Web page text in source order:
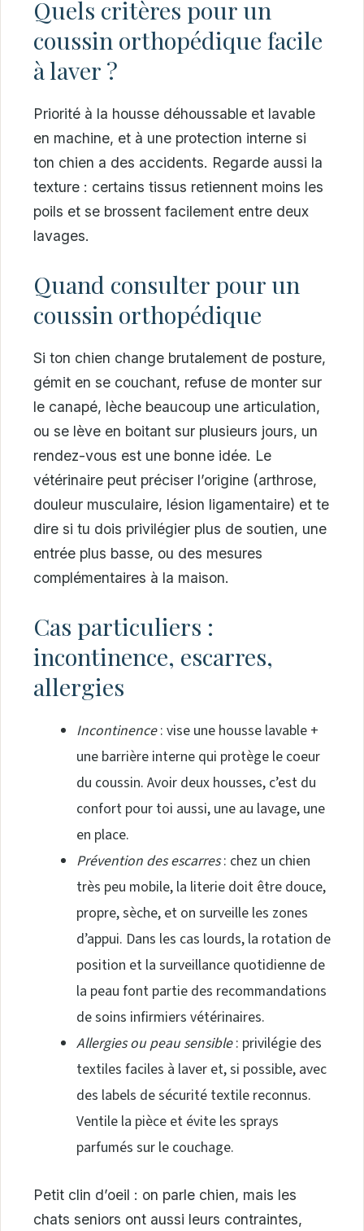
Quels critères pour un
coussin orthopédique facile
à laver ?
Priorité à la housse déhoussable et lavable
en machine, et à une protection interne si
ton chien a des accidents. Regarde aussi la
texture : certains tissus retiennent moins les
poils et se brossent facilement entre deux
lavages.
Quand consulter pour un
coussin orthopédique
Si ton chien change brutalement de posture,
gémit en se couchant, refuse de monter sur
le canapé, lèche beaucoup une articulation,
ou se lève en boitant sur plusieurs jours, un
rendez-vous est une bonne idée. Le
vétérinaire peut préciser l’origine (arthrose,
douleur musculaire, lésion ligamentaire) et te
dire si tu dois privilégier plus de soutien, une
entrée plus basse, ou des mesures
complémentaires à la maison.
Cas particuliers :
incontinence, escarres,
allergies
Incontinence: vise une housse lavable +
une barrière interne qui protège le coeur
du coussin. Avoir deux housses, c’est du
confort pour toi aussi, une au lavage, une
en place.
Prévention des escarres: chez un chien
très peu mobile, la literie doit être douce,
propre, sèche, et on surveille les zones
d’appui. Dans les cas lourds, la rotation de
position et la surveillance quotidienne de
la peau font partie des recommandations
de soins infirmiers vétérinaires.
Allergies ou peau sensible: privilégie des
textiles faciles à laver et, si possible, avec
des labels de sécurité textile reconnus.
Ventile la pièce et évite les sprays
parfumés sur le couchage.
Petit clin d’oeil : on parle chien, mais les
chats seniors ont aussi leurs contraintes,